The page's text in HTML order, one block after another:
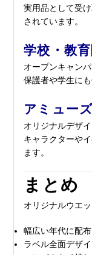
実用品として受
されています。
学校・教
オープンキャン
保護者や学生に
アミュー
オリジナルデザ
キャラクターや
ます。
まとめ
オリジナルウエ
幅広い年代に配
ラベル全面デザ